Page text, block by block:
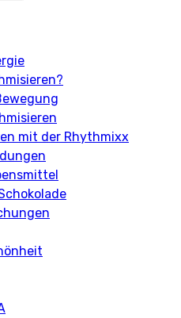
mit der Rhythmixx